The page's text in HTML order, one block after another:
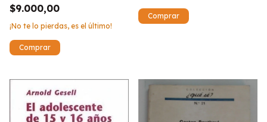
$9.000,00
¡No te lo pierdas, es el último!